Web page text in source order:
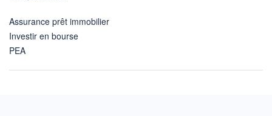
Assurance prêt immobilier
Investir en bourse
PEA